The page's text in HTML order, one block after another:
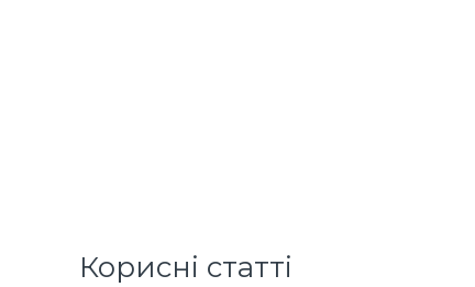
Корисні статті